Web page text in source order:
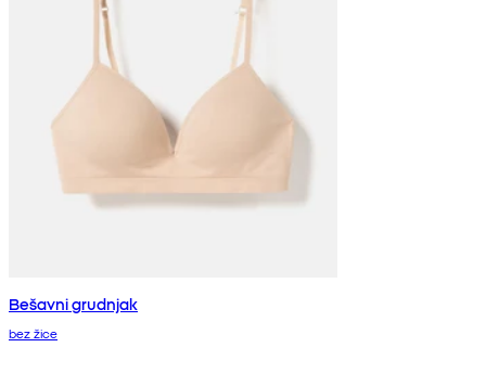
Bešavni grudnjak
bez žice